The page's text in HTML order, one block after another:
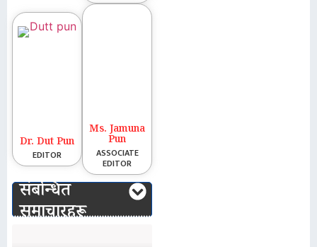
Dr. Dut Pun
EDITOR
Ms. Jamuna
Pun
ASSOCIATE
EDITOR
संबन्धित
समाचारहरू